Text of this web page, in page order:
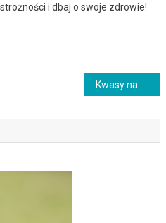
i dbaj o swoje zdrowie!